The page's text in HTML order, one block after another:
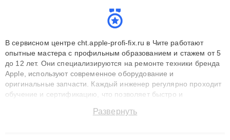
В сервисном центре cht.apple-profi-fix.ru в Чите работают
опытные мастера с профильным образованием и стажем от 5
до 12 лет. Они специализируются на ремонте техники бренда
Apple, используют современное оборудование и
оригинальные запчасти. Каждый инженер регулярно проходит
обучение и сертификацию, что позволяет быстро и
сохранением гарантии до 3 лет. Наши мастера решают
Развернуть